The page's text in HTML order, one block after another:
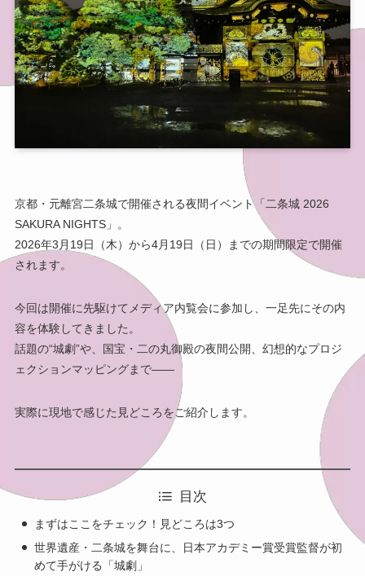
京都・元離宮二条城で開催される夜間イベント「二条城 2026
SAKURA NIGHTS」。
2026年3月19日（木）から4月19日（日）までの期間限定で開催
されます。
今回は開催に先駆けてメディア内覧会に参加し、一足先にその内
容を体験してきました。
話題の“城劇”や、国宝・二の丸御殿の夜間公開、幻想的なプロジ
ェクションマッピングまで——
実際に現地で感じた見どころをご紹介します。
目次
まずはここをチェック！見どころは3つ
世界遺産・二条城を舞台に、日本アカデミー賞受賞監督が初
めて手がける「城劇」